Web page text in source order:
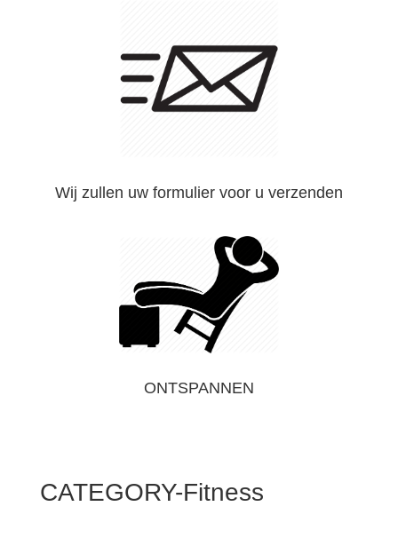
Wij zullen uw formulier voor u verzenden
ONTSPANNEN
CATEGORY-Fitness